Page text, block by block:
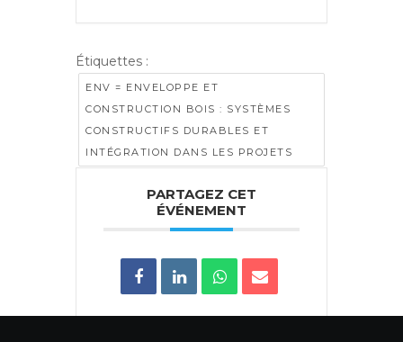
Étiquettes :
ENV = ENVELOPPE ET
CONSTRUCTION BOIS : SYSTÈMES
CONSTRUCTIFS DURABLES ET
INTÉGRATION DANS LES PROJETS
PARTAGEZ CET
ÉVÉNEMENT